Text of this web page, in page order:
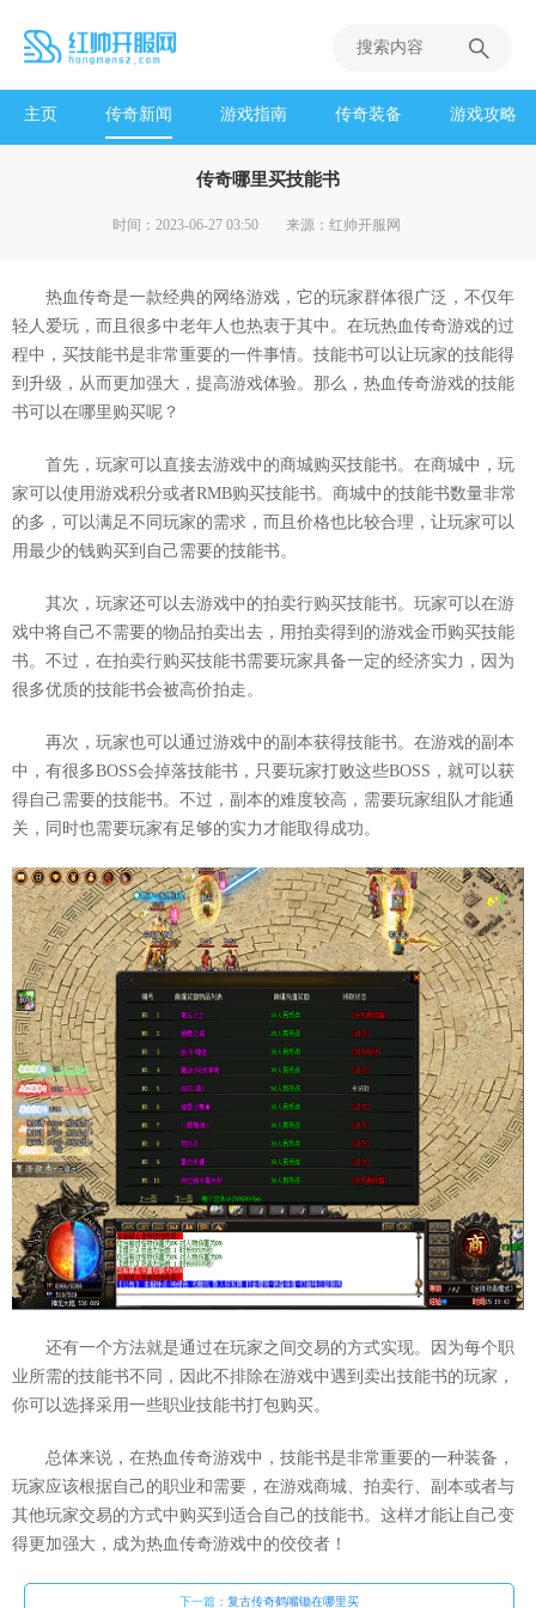
主页 传奇新闻 游戏指南 传奇装备 游戏攻略
传奇哪里买技能书
时间：2023-06-27 03:50 来源：红帅开服网
热血传奇是一款经典的网络游戏，它的玩家群体很广泛，不仅年
轻人爱玩，而且很多中老年人也热衷于其中。在玩热血传奇游戏的过
程中，买技能书是非常重要的一件事情。技能书可以让玩家的技能得
到升级，从而更加强大，提高游戏体验。那么，热血传奇游戏的技能
书可以在哪里购买呢？
首先，玩家可以直接去游戏中的商城购买技能书。在商城中，玩
家可以使用游戏积分或者RMB购买技能书。商城中的技能书数量非常
的多，可以满足不同玩家的需求，而且价格也比较合理，让玩家可以
用最少的钱购买到自己需要的技能书。
其次，玩家还可以去游戏中的拍卖行购买技能书。玩家可以在游
戏中将自己不需要的物品拍卖出去，用拍卖得到的游戏金币购买技能
书。不过，在拍卖行购买技能书需要玩家具备一定的经济实力，因为
很多优质的技能书会被高价拍走。
再次，玩家也可以通过游戏中的副本获得技能书。在游戏的副本
中，有很多BOSS会掉落技能书，只要玩家打败这些BOSS，就可以获
得自己需要的技能书。不过，副本的难度较高，需要玩家组队才能通
关，同时也需要玩家有足够的实力才能取得成功。
还有一个方法就是通过在玩家之间交易的方式实现。因为每个职
业所需的技能书不同，因此不排除在游戏中遇到卖出技能书的玩家，
你可以选择采用一些职业技能书打包购买。
总体来说，在热血传奇游戏中，技能书是非常重要的一种装备，
玩家应该根据自己的职业和需要，在游戏商城、拍卖行、副本或者与
其他玩家交易的方式中购买到适合自己的技能书。这样才能让自己变
得更加强大，成为热血传奇游戏中的佼佼者！
下一篇： 复古传奇鹤嘴锄在哪里买